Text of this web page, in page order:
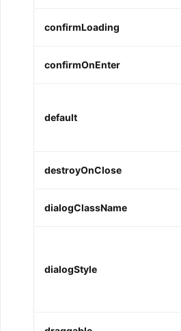
confirmLoading
confirmOnEnter
default
destroyOnClose
dialogClassName
dialogStyle